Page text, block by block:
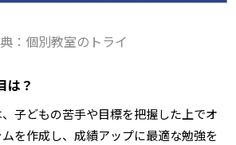
：個別教室のトライ
は？
子どもの苦手や目標を把握した上でオ
を作成し、成績アップに最適な勉強を